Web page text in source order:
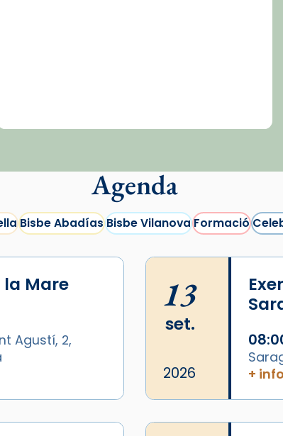
Agenda
Bisbe AbadíasBisbe VilanovaFormació
Mare
Agustí, 2,
13
set.
2026
+ info